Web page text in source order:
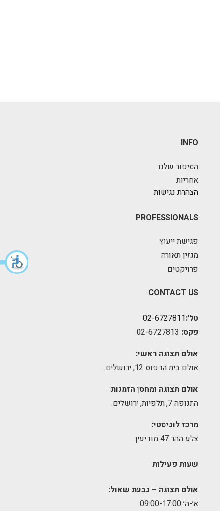
INFO
הסיפור שלנו
אחריות
הצהרת נגישות
PROFESSIONALS
פגישת ייעוץ
מגזין תאורה
פרויקטים
CONTACT US
טל':02-6727811
פקס:
אולם תצוגה ראשי:
אולם בית הדפוס 12, ירושלים.
אולם תצוגה ומחסן הזמנות:
התנופה 7, תלפיות, ירושלים.
מרכז לוגיסטי:
צלע ההר 47 מודיעין
שעות פעילות
אולם תצוגה – גבעת שאול:
א׳-ה׳ 09:00-17:00